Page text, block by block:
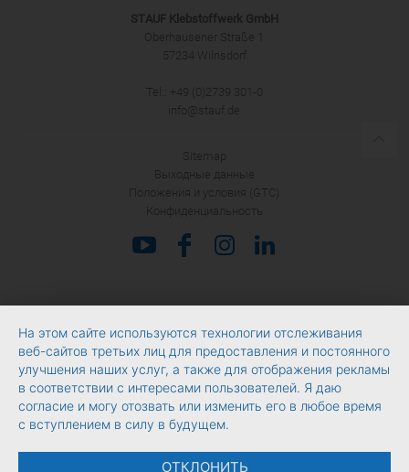
STAUF Klebstoffwerk GmbH
Oberhausener Straße 1
57234 Wilnsdorf
Tel.: +49 (0)2739 301-0
info@stauf.de
Sitemap
Выходные данные
Положения и условия (GTC)
Конфиденциальность
На этом сайте используются технологии отслеживания
веб-сайтов третьих лиц для предоставления и постоянного
улучшения наших услуг, а также для отображения рекламы
в соответствии с интересами пользователей. Я даю
согласие и могу отозвать или изменить его в любое время
с вступлением в силу в будущем.
ОТКЛОНИТЬ